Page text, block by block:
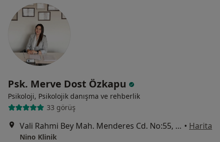
Psk. Merve Dost Özkapu
Psikoloji, Psikolojik danışma ve rehberlik
33 görüş
Vali Rahmi Bey Mah. Menderes Cd. No:55, İzmir • Harita
Nino Klinik